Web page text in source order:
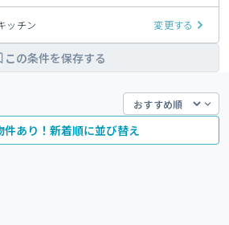
ッチン 変更する
この条件を保存する
件あり！新着順に並び替え